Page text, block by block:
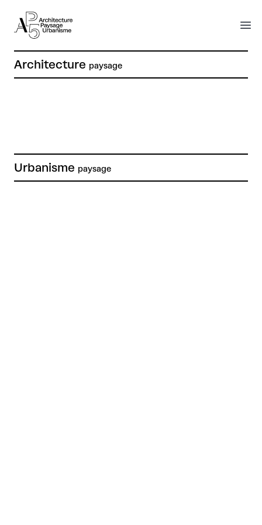
AP5
AP5
Architecture paysage
Urbanisme paysage